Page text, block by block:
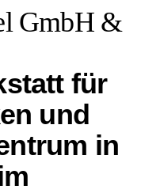
GmbH &
für
und
in